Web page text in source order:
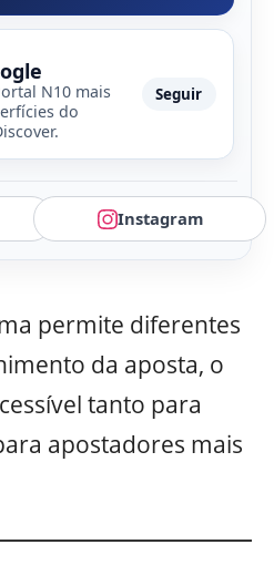
N10 mais
do
Seguir
Instagram
permite diferentes
da aposta, o
tanto para
apostadores mais